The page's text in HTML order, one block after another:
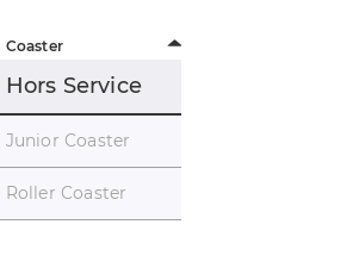
Coaster
Hors Service
Junior Coaster
Roller Coaster